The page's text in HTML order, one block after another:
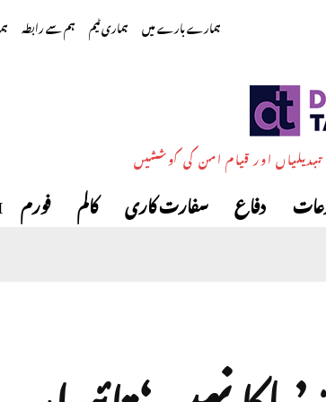
ہمارے بارے میں ہماری ٹیم ہم سے رابطہ
اور قیام امن کی کوششیں
دفاع سفارت کاری کالم فورم